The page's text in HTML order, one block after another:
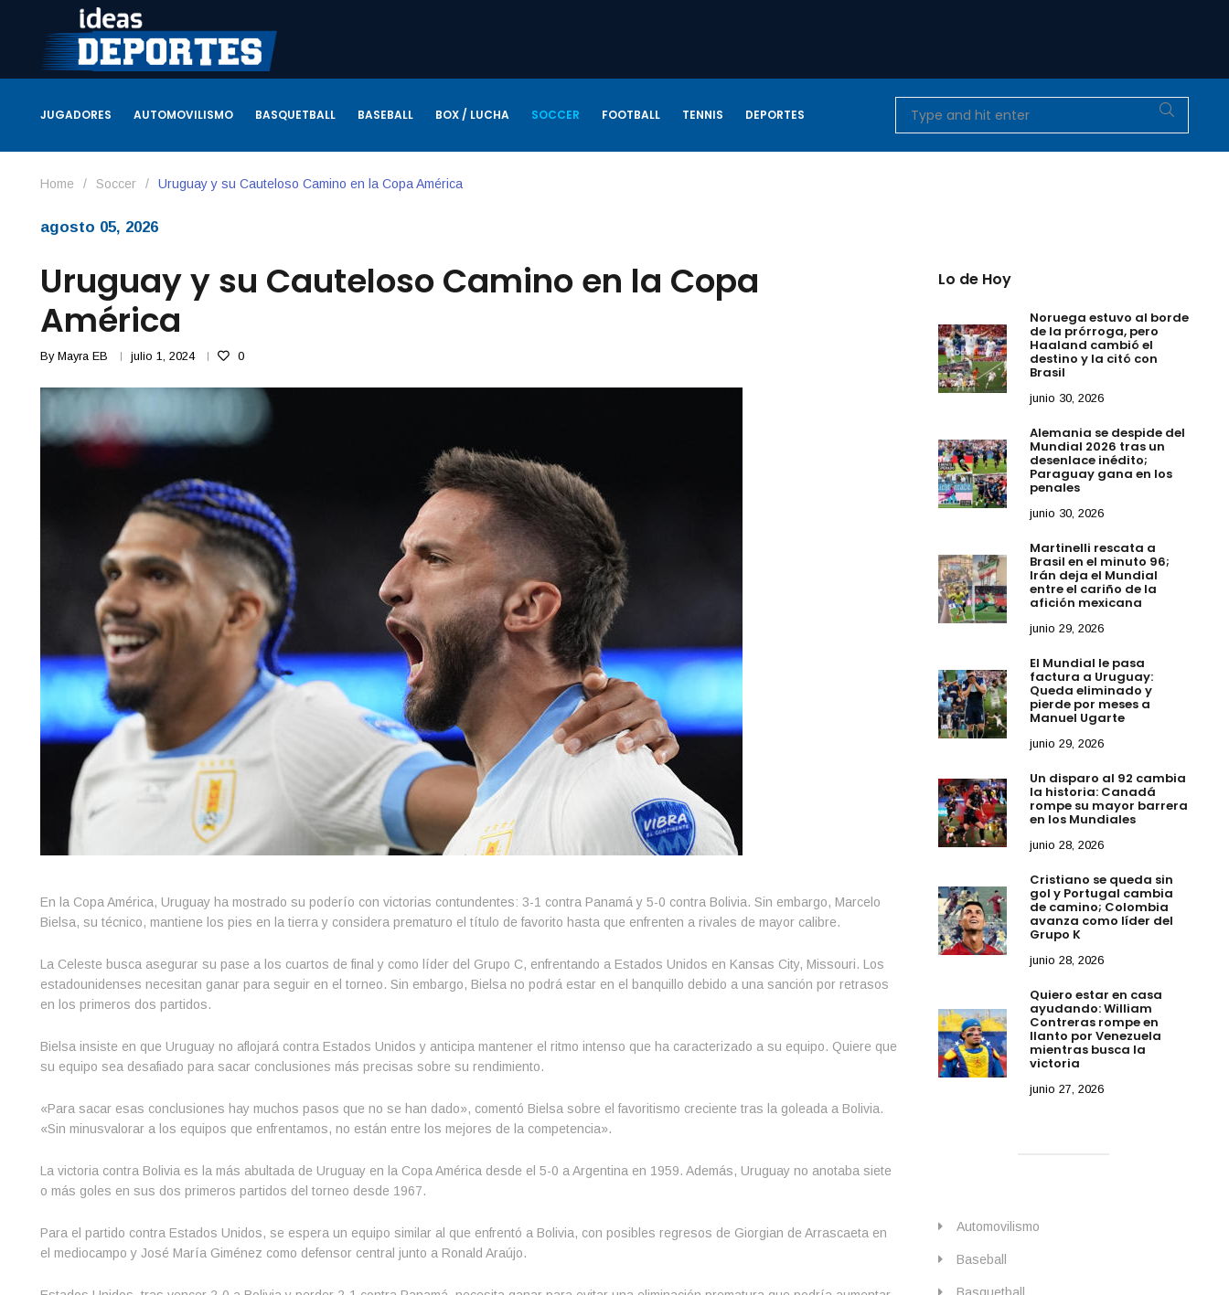
JUGADORES AUTOMOVILISMO BASQUETBALL BASEBALL BOX / LUCHA SOCCER FOOTBALL TENNIS DEPORTES
Home / Soccer / Uruguay y su Cauteloso Camino en la Copa América
agosto 05, 2026
Uruguay y su Cauteloso Camino en la Copa
América
By Mayra EB julio 1, 2024 0
En la Copa América, Uruguay ha mostrado su poderío con victorias contundentes: 3-1 contra Panamá y 5-0 contra Bolivia. Sin embargo, Marcelo
Bielsa, su técnico, mantiene los pies en la tierra y considera prematuro el título de favorito hasta que enfrenten a rivales de mayor calibre.
La Celeste busca asegurar su pase a los cuartos de final y como líder del Grupo C, enfrentando a Estados Unidos en Kansas City, Missouri. Los
estadounidenses necesitan ganar para seguir en el torneo. Sin embargo, Bielsa no podrá estar en el banquillo debido a una sanción por retrasos
en los primeros dos partidos.
Bielsa insiste en que Uruguay no aflojará contra Estados Unidos y anticipa mantener el ritmo intenso que ha caracterizado a su equipo. Quiere que
su equipo sea desafiado para sacar conclusiones más precisas sobre su rendimiento.
«Para sacar esas conclusiones hay muchos pasos que no se han dado», comentó Bielsa sobre el favoritismo creciente tras la goleada a Bolivia.
«Sin minusvalorar a los equipos que enfrentamos, no están entre los mejores de la competencia».
La victoria contra Bolivia es la más abultada de Uruguay en la Copa América desde el 5-0 a Argentina en 1959. Además, Uruguay no anotaba siete
o más goles en sus dos primeros partidos del torneo desde 1967.
Para el partido contra Estados Unidos, se espera un equipo similar al que enfrentó a Bolivia, con posibles regresos de Giorgian de Arrascaeta en
el mediocampo y José María Giménez como defensor central junto a Ronald Araújo.
Lo de Hoy
Noruega estuvo al borde
de la prórroga, pero
Haaland cambió el
destino y la citó con
Brasil
junio 30, 2026
Alemania se despide del
Mundial 2026 tras un
desenlace inédito;
Paraguay gana en los
penales
junio 30, 2026
Martinelli rescata a
Brasil en el minuto 96;
Irán deja el Mundial
entre el cariño de la
afición mexicana
junio 29, 2026
El Mundial le pasa
factura a Uruguay:
Queda eliminado y
pierde por meses a
Manuel Ugarte
junio 29, 2026
Un disparo al 92 cambia
la historia: Canadá
rompe su mayor barrera
en los Mundiales
junio 28, 2026
Cristiano se queda sin
gol y Portugal cambia
de camino; Colombia
avanza como líder del
Grupo K
junio 28, 2026
Quiero estar en casa
ayudando: William
Contreras rompe en
llanto por Venezuela
mientras busca la
victoria
junio 27, 2026
Automovilismo
Baseball